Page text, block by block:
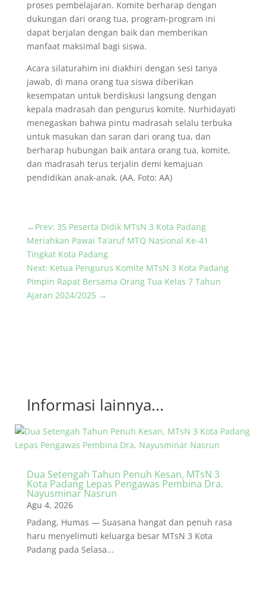
proses pembelajaran. Komite berharap dengan
dukungan dari orang tua, program-program ini
dapat berjalan dengan baik dan memberikan
manfaat maksimal bagi siswa.
Acara silaturahim ini diakhiri dengan sesi tanya
jawab, di mana orang tua siswa diberikan
kesempatan untuk berdiskusi langsung dengan
kepala madrasah dan pengurus komite. Nurhidayati
menegaskan bahwa pintu madrasah selalu terbuka
untuk masukan dan saran dari orang tua, dan
berharap hubungan baik antara orang tua, komite,
dan madrasah terus terjalin demi kemajuan
pendidikan anak-anak. (AA. Foto: AA)
← Prev: 35 Peserta Didik MTsN 3 Kota Padang
Meriahkan Pawai Ta’aruf MTQ Nasional Ke-41
Tingkat Kota Padang
Next: Ketua Pengurus Komite MTsN 3 Kota Padang
Pimpin Rapat Bersama Orang Tua Kelas 7 Tahun
Ajaran 2024/2025 →
Informasi lainnya...
Dua Setengah Tahun Penuh Kesan, MTsN 3
Kota Padang Lepas Pengawas Pembina Dra.
Nayusminar Nasrun
Agu 4, 2026
Padang, Humas — Suasana hangat dan penuh rasa
haru menyelimuti keluarga besar MTsN 3 Kota
Padang pada Selasa...